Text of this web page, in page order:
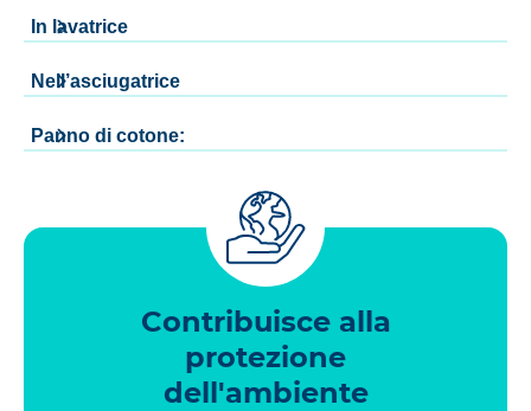
In lavatrice
Nell’asciugatrice
Panno di cotone:
Contribuisce alla
protezione
dell'ambiente